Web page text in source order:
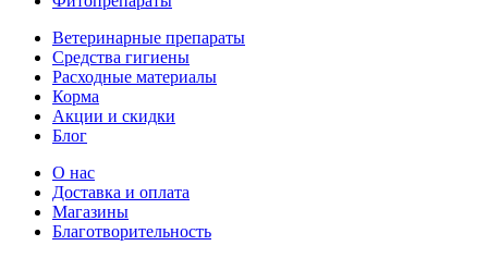
Ветeринарные препараты
Средства гигиены
Расходные материалы
Корма
Акции и скидки
Блог
О нас
Доставка и оплата
Магазины
Благотворительность